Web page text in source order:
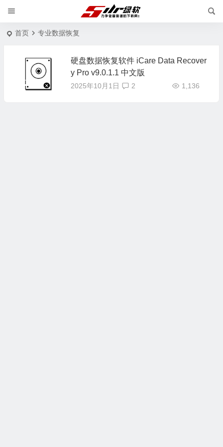
首页 专业数据恢复
硬盘数据恢复软件 iCare Data Recover
y Pro v9.0.1.1 中文版
2025年10月1日 1,136
2